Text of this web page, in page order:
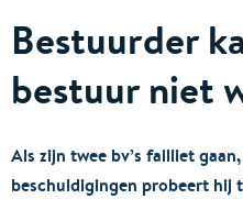
Bestuurder
bestuur niet
Als zijn twee bv’s failliet
beschuldigingen probeert hij